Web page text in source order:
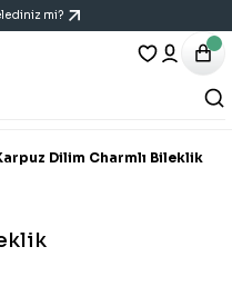
mi?
Dilim Charmlı Bileklik
Geri Dön
Geri Dön
Geri Dön